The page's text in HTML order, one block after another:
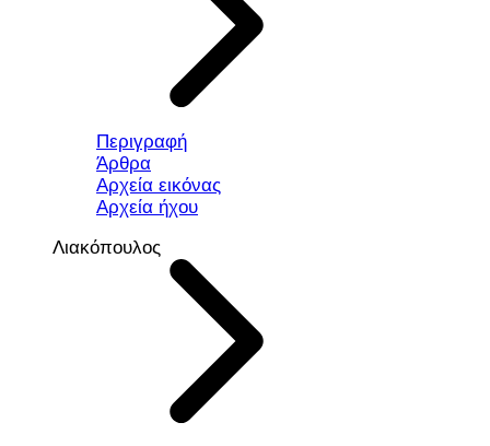
Περιγραφή
Άρθρα
Αρχεία εικόνας
Αρχεία ήχου
Λιακόπουλος